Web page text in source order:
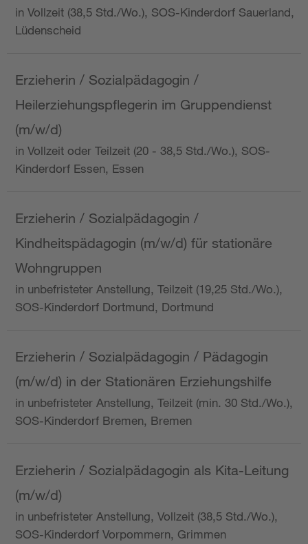
in Vollzeit (38,5 Std./Wo.), SOS-Kinderdorf Sauerland,
Lüdenscheid
Erzieherin / Sozialpädagogin /
Heilerziehungspflegerin im Gruppendienst
(m/w/d)
in Vollzeit oder Teilzeit (20 - 38,5 Std./Wo.), SOS-
Kinderdorf Essen, Essen
Erzieherin / Sozialpädagogin /
Kindheitspädagogin (m/w/d) für stationäre
Wohngruppen
in unbefristeter Anstellung, Teilzeit (19,25 Std./Wo.),
SOS-Kinderdorf Dortmund, Dortmund
Erzieherin / Sozialpädagogin / Pädagogin
(m/w/d) in der Stationären Erziehungshilfe
in unbefristeter Anstellung, Teilzeit (min. 30 Std./Wo.),
SOS-Kinderdorf Bremen, Bremen
Erzieherin / Sozialpädagogin als Kita-Leitung
(m/w/d)
in unbefristeter Anstellung, Vollzeit (38,5 Std./Wo.),
SOS-Kinderdorf Vorpommern, Grimmen